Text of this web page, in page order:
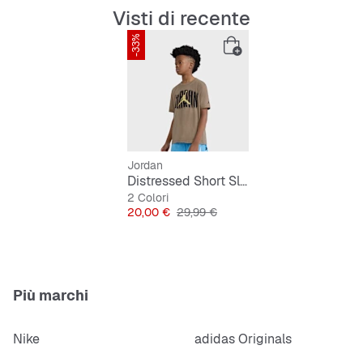
Materiale traspirante
Facile da curare e resistente
Design a maniche corte
Visti di recente
-33%
Jordan
Distressed Short Sleeve Tee
2 Colori
Prezzo
20,00 € Prezzo originale
29,99 €
Più marchi
Nike
adidas Originals